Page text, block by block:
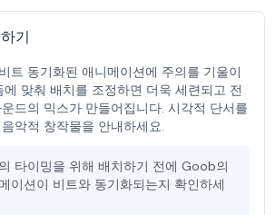
기
트 동기화된 애니메이션에 주의를 기울이
에 맞춰 배치를 조정하면 더욱 세련되고 전
드의 믹스가 만들어집니다. 시각적 단서를
악적 창작물을 안내하세요.
타이밍을 위해 배치하기 전에 Goob의
이션이 비트와 동기화되는지 확인하세